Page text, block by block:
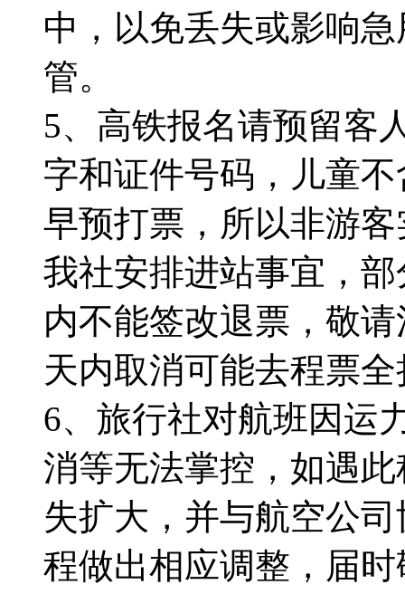
中，以免丢失或影响
管。
5、高铁报名请预留客
字和证件号码，儿童
早预打票，所以非游
我社安排进站事宜，
内不能签改退票，敬
天内取消可能去程票
6、旅行社对航班因运
消等无法掌控，如遇
失扩大，并与航空公
程做出相应调整，届